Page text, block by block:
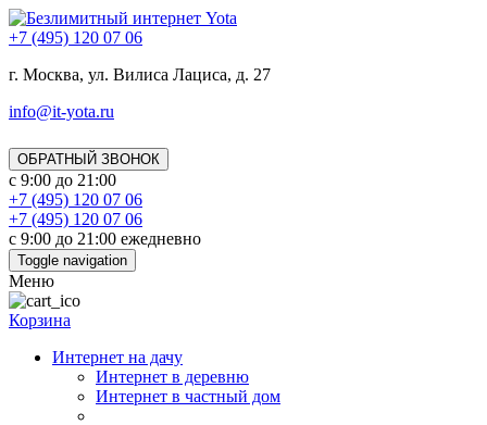
+7 (495) 120 07 06
г. Москва, ул. Вилиса Лациса, д. 27
info@it-yota.ru
ОБРАТНЫЙ ЗВОНОК
с 9:00 до 21:00
+7 (495) 120 07 06
+7 (495) 120 07 06
с 9:00 до 21:00 ежедневно
Toggle navigation
Меню
Корзина
Интернет на дачу
Интернет в деревню
Интернет в частный дом